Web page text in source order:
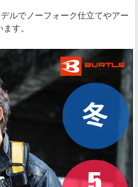
ルでノーフォーク仕立てやアー
す。